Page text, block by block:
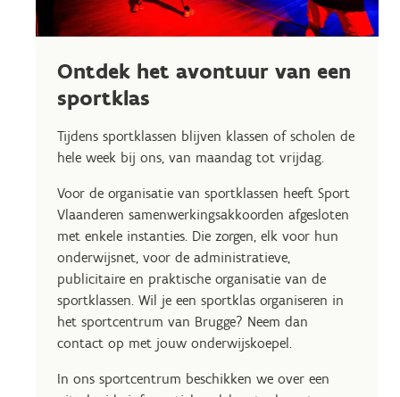
Ontdek het avontuur van een
sportklas
Tijdens sportklassen blijven klassen of scholen de
hele week bij ons, van maandag tot vrijdag.
Voor de organisatie van sportklassen heeft Sport
Vlaanderen samenwerkingsakkoorden afgesloten
met enkele instanties. Die zorgen, elk voor hun
onderwijsnet, voor de administratieve,
publicitaire en praktische organisatie van de
sportklassen. Wil je een sportklas organiseren in
het sportcentrum van Brugge? Neem dan
contact op met jouw onderwijskoepel.
In ons sportcentrum beschikken we over een